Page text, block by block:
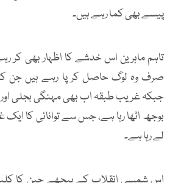
پیسے بھی کما رہے ہیں۔
تاہم ماہرین اس خدشے کا اظہار بھی کر
صرف وہ لوگ حاصل کر پا رہے ہیں جن
جبکہ غریب طبقہ اب بھی مہنگی بجلی
بوجھ اٹھا رہا ہے، جس سے توانائی کا
لے رہا ہے۔